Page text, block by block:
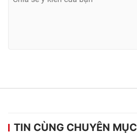
TIN CÙNG CHUYÊN MỤC